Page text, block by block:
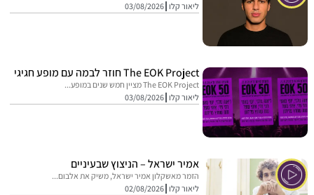
ליאור קלו 03/08/2026
The EOK Project חוזר לבמה עם מופע חגיגי
The EOK Project מציין חמש שנים במופע...
ליאור קלו 03/08/2026
אמיר ישראל – הניצוץ שבעיניים
הזמר מאשקלון אמיר ישראל, משיק את אלבום...
ליאור קלו 02/08/2026